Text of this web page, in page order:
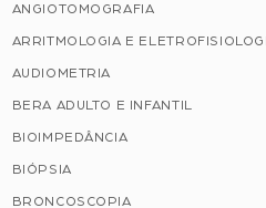
ANGIOTOMOGRAFIA
ARRITMOLOGIA E
AUDIOMETRIA
BERA ADULTO E INFANTIL
BIOIMPEDÂNCIA
BIÓPSIA
BRONCOSCOPIA